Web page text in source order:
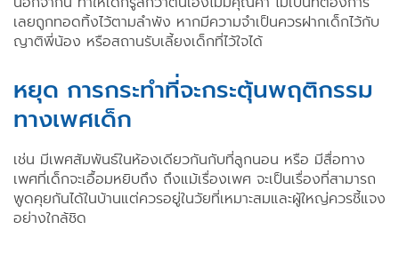
เลยถูกทอดทิ้งไว้ตามลำพัง หากมีความจำเป็นควรฝากเด็กไว้กับ
ญาติพี่น้อง หรือสถานรับเลี้ยงเด็กที่ไว้ใจได้
หยุด การกระทำที่จะกระตุ้นพฤติกรรม
ทางเพศเด็ก
เช่น มีเพศสัมพันธ์ในห้องเดียวกันกับที่ลูกนอน หรือ มีสื่อทาง
เพศที่เด็กจะเอื้อมหยิบถึง ถึงแม้เรื่องเพศ จะเป็นเรื่องที่สามารถ
พูดคุยกันได้ในบ้านแต่ควรอยู่ในวัยที่เหมาะสมและผู้ใหญ่ควรชี้แจง
อย่างใกล้ชิด